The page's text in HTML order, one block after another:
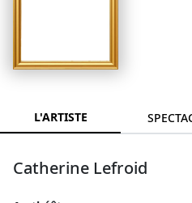
L'ARTISTE
Catherine Lefroid